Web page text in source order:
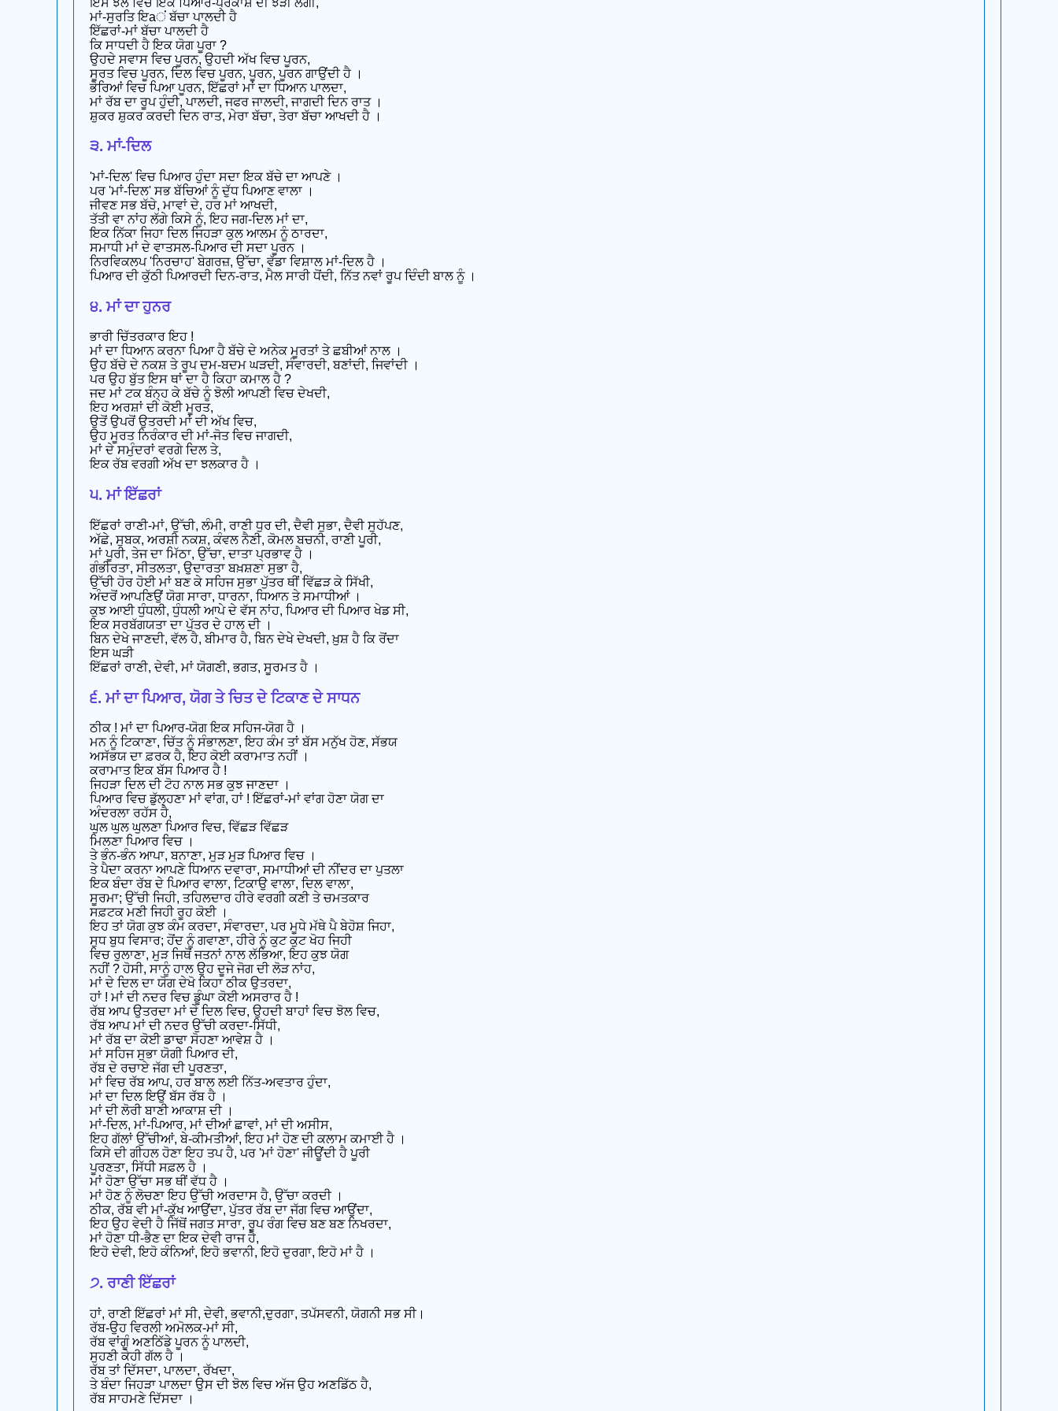
ਮਾਂ-ਸੁਰਤਿ ਇaਂ ਬੱਚਾ ਪਾਲਦੀ ਹੈ
ਇੱਛਰਾਂ-ਮਾਂ ਬੱਚਾ ਪਾਲਦੀ ਹੈ
ਕਿ ਸਾਧਦੀ ਹੈ ਇਕ ਯੋਗ ਪੂਰਾ ?
ਉਹਦੇ ਸਵਾਸ ਵਿਚ ਪੂਰਨ, ਉਹਦੀ ਅੱਖ ਵਿਚ ਪੂਰਨ,
ਸੂਰਤ ਵਿਚ ਪੂਰਨ, ਦਿਲ ਵਿਚ ਪੂਰਨ, ਪੂਰਨ, ਪੂਰਨ ਗਾਉਂਦੀ ਹੈ ।
ਭੋਰਿਆਂ ਵਿਚ ਪਿਆ ਪੂਰਨ, ਇੱਛਰਾਂ ਮਾਂ ਦਾ ਧਿਆਨ ਪਾਲਦਾ,
ਮਾਂ ਰੱਬ ਦਾ ਰੂਪ ਹੁੰਦੀ, ਪਾਲਦੀ, ਜਫਰ ਜਾਲਦੀ, ਜਾਗਦੀ ਦਿਨ ਰਾਤ ।
ਸ਼ੁਕਰ ਸ਼ੁਕਰ ਕਰਦੀ ਦਿਨ ਰਾਤ, ਮੇਰਾ ਬੱਚਾ, ਤੇਰਾ ਬੱਚਾ ਆਖਦੀ ਹੈ ।
੩. ਮਾਂ-ਦਿਲ
'ਮਾਂ-ਦਿਲ' ਵਿਚ ਪਿਆਰ ਹੁੰਦਾ ਸਦਾ ਇਕ ਬੱਚੇ ਦਾ ਆਪਣੇ ।
ਪਰ 'ਮਾਂ-ਦਿਲ' ਸਭ ਬੱਚਿਆਂ ਨੂੰ ਦੁੱਧ ਪਿਆਣ ਵਾਲਾ ।
ਜੀਵਣ ਸਭ ਬੱਚੇ, ਮਾਵਾਂ ਦੇ, ਹਰ ਮਾਂ ਆਖਦੀ,
ਤੱਤੀ ਵਾ ਨਾਂਹ ਲੱਗੇ ਕਿਸੇ ਨੂੰ, ਇਹ ਜਗ-ਦਿਲ ਮਾਂ ਦਾ,
ਇਕ ਨਿੱਕਾ ਜਿਹਾ ਦਿਲ ਜਿਹੜਾ ਕੁਲ ਆਲਮ ਨੂੰ ਠਾਰਦਾ,
ਸਮਾਧੀ ਮਾਂ ਦੇ ਵਾਤਸਲ-ਪਿਆਰ ਦੀ ਸਦਾ ਪੂਰਨ ।
ਨਿਰਵਿਕਲਪ 'ਨਿਰਚਾਹ' ਬੇਗਰਜ਼, ਉੱਚਾ, ਵੱਡਾ ਵਿਸ਼ਾਲ ਮਾਂ-ਦਿਲ ਹੈ ।
ਪਿਆਰ ਦੀ ਕੁੱਠੀ ਪਿਆਰਦੀ ਦਿਨ-ਰਾਤ, ਮੈਲ ਸਾਰੀ ਧੋਂਦੀ, ਨਿੱਤ ਨਵਾਂ ਰੂਪ ਦਿੰਦੀ ਬਾਲ ਨੂੰ ।
੪. ਮਾਂ ਦਾ ਹੁਨਰ
ਭਾਰੀ ਚਿੱਤਰਕਾਰ ਇਹ !
ਮਾਂ ਦਾ ਧਿਆਨ ਕਰਨਾ ਪਿਆ ਹੈ ਬੱਚੇ ਦੇ ਅਨੇਕ ਮੂਰਤਾਂ ਤੇ ਛਬੀਆਂ ਨਾਲ ।
ਉਹ ਬੱਚੇ ਦੇ ਨਕਸ਼ ਤੇ ਰੂਪ ਦਮ-ਬਦਮ ਘੜਦੀ, ਸੰਵਾਰਦੀ, ਬਣਾਂਦੀ, ਜਿਵਾਂਦੀ ।
ਪਰ ਉਹ ਬੁੱਤ ਇਸ ਥਾਂ ਦਾ ਹੈ ਕਿਹਾ ਕਮਾਲ ਹੈ ?
ਜਦ ਮਾਂ ਟਕ ਬੰਨ੍ਹ ਕੇ ਬੱਚੇ ਨੂੰ ਝੋਲੀ ਆਪਣੀ ਵਿਚ ਦੇਖਦੀ,
ਇਹ ਅਰਸ਼ਾਂ ਦੀ ਕੋਈ ਮੂਰਤ,
ਉਤੋਂ ਉਪਰੋਂ ਉਤਰਦੀ ਮਾਂ ਦੀ ਅੱਖ ਵਿਚ,
ਉਹ ਮੂਰਤ ਨਿਰੰਕਾਰ ਦੀ ਮਾਂ-ਜੋਤ ਵਿਚ ਜਾਗਦੀ,
ਮਾਂ ਦੇ ਸਮੁੰਦਰਾਂ ਵਰਗੇ ਦਿਲ ਤੇ,
ਇਕ ਰੱਬ ਵਰਗੀ ਅੱਖ ਦਾ ਝਲਕਾਰ ਹੈ ।
੫. ਮਾਂ ਇੱਛਰਾਂ
ਇੱਛਰਾਂ ਰਾਣੀ-ਮਾਂ, ਉੱਚੀ, ਲੰਮੀ, ਰਾਣੀ ਧੁਰ ਦੀ, ਦੈਵੀ ਸੁਭਾ, ਦੈਵੀ ਸੁਹੱਪਣ,
ਅੱਛੇ, ਸੁਬਕ, ਅਰਸ਼ੀ ਨਕਸ਼, ਕੰਵਲ ਨੈਣੀ, ਕੋਮਲ ਬਚਨੀ, ਰਾਣੀ ਪੂਰੀ,
ਮਾਂ ਪੂਰੀ, ਤੇਜ ਦਾ ਮਿੱਠਾ, ਉੱਚਾ, ਦਾਤਾ ਪ੍ਰਭਾਵ ਹੈ ।
ਗੰਭੀਰਤਾ, ਸੀਤਲਤਾ, ਉਦਾਰਤਾ ਬਖ਼ਸ਼ਣਾ ਸੁਭਾ ਹੈ,
ਉੱਚੀ ਹੋਰ ਹੋਈ ਮਾਂ ਬਣ ਕੇ ਸਹਿਜ ਸੁਭਾ ਪੁੱਤਰ ਥੀਂ ਵਿੱਛੜ ਕੇ ਸਿੱਖੀ,
ਅੰਦਰੋਂ ਆਪਣਿਉਂ ਯੋਗ ਸਾਰਾ, ਧਾਰਨਾ, ਧਿਆਨ ਤੇ ਸਮਾਧੀਆਂ ।
ਕੁਝ ਆਈ ਧੁੰਧਲੀ, ਧੁੰਧਲੀ ਆਪੇ ਦੇ ਵੱਸ ਨਾਂਹ, ਪਿਆਰ ਦੀ ਪਿਆਰ ਖੇਡ ਸੀ,
ਇਕ ਸਰਬੱਗਯਤਾ ਦਾ ਪੁੱਤਰ ਦੇ ਹਾਲ ਦੀ ।
ਬਿਨ ਦੇਖੇ ਜਾਣਦੀ, ਵੱਲ ਹੈ, ਬੀਮਾਰ ਹੈ, ਬਿਨ ਦੇਖੇ ਦੇਖਦੀ, ਖ਼ੁਸ਼ ਹੈ ਕਿ ਰੋਂਦਾ
ਇਸ ਘੜੀ
ਇੱਛਰਾਂ ਰਾਣੀ, ਦੇਵੀ, ਮਾਂ ਯੋਗਣੀ, ਭਗਤ, ਸੂਰਮਤ ਹੈ ।
੬. ਮਾਂ ਦਾ ਪਿਆਰ, ਯੋਗ ਤੇ ਚਿਤ ਦੇ ਟਿਕਾਣ ਦੇ ਸਾਧਨ
ਠੀਕ ! ਮਾਂ ਦਾ ਪਿਆਰ-ਯੋਗ ਇਕ ਸਹਿਜ-ਯੋਗ ਹੈ ।
ਮਨ ਨੂੰ ਟਿਕਾਣਾ, ਚਿੱਤ ਨੂੰ ਸੰਭਾਲਣਾ, ਇਹ ਕੰਮ ਤਾਂ ਬੱਸ ਮਨੁੱਖ ਹੋਣ, ਸੱਭਯ
ਅਸੱਭਯ ਦਾ ਫ਼ਰਕ ਹੈ, ਇਹ ਕੋਈ ਕਰਾਮਾਤ ਨਹੀਂ ।
ਕਰਾਮਾਤ ਇਕ ਬੱਸ ਪਿਆਰ ਹੈ !
ਜਿਹੜਾ ਦਿਲ ਦੀ ਟੋਹ ਨਾਲ ਸਭ ਕੁਝ ਜਾਣਦਾ ।
ਪਿਆਰ ਵਿਚ ਡੁੱਲ੍ਹਣਾ ਮਾਂ ਵਾਂਗ, ਹਾਂ ! ਇੱਛਰਾਂ-ਮਾਂ ਵਾਂਗ ਹੋਣਾ ਯੋਗ ਦਾ
ਅੰਦਰਲਾ ਰਹੱਸ ਹੈ,
ਘੁਲ ਘੁਲ ਘੁਲਣਾ ਪਿਆਰ ਵਿਚ, ਵਿੱਛੜ ਵਿੱਛੜ
ਮਿਲਣਾ ਪਿਆਰ ਵਿਚ ।
ਤੇ ਭੰਨ-ਭੰਨ ਆਪਾ, ਬਨਾਣਾ, ਮੁੜ ਮੁੜ ਪਿਆਰ ਵਿਚ ।
ਤੇ ਪੈਦਾ ਕਰਨਾ ਆਪਣੇ ਧਿਆਨ ਦਵਾਰਾ, ਸਮਾਧੀਆਂ ਦੀ ਨੀਂਦਰ ਦਾ ਪੁਤਲਾ
ਇਕ ਬੰਦਾ ਰੱਬ ਦੇ ਪਿਆਰ ਵਾਲਾ, ਟਿਕਾਉ ਵਾਲਾ, ਦਿਲ ਵਾਲਾ,
ਸੂਰਮਾ; ਉੱਚੀ ਜਿਹੀ, ਤਹਿਲਦਾਰ ਹੀਰੇ ਵਰਗੀ ਕਣੀ ਤੇ ਚਮਤਕਾਰ
ਸਫ਼ਟਕ ਮਣੀ ਜਿਹੀ ਰੂਹ ਕੋਈ ।
ਇਹ ਤਾਂ ਯੋਗ ਕੁਝ ਕੰਮ ਕਰਦਾ, ਸੰਵਾਰਦਾ, ਪਰ ਮੂਧੇ ਮੱਥੇ ਪੈ ਬੇਹੋਸ਼ ਜਿਹਾ,
ਸੁਧ ਬੁਧ ਵਿਸਾਰ; ਹੋਂਦ ਨੂੰ ਗਵਾਣਾ, ਹੀਰੇ ਨੂੰ ਕੁਟ ਕੁਟ ਖੋਹ ਜਿਹੀ
ਵਿਚ ਰੁਲਾਣਾ, ਮੁੜ ਜਿਥੋਂ ਜਤਨਾਂ ਨਾਲ ਲੱਭਿਆ, ਇਹ ਕੁਝ ਯੋਗ
ਨਹੀਂ ? ਹੋਸੀ, ਸਾਨੂੰ ਹਾਲ ਉਹ ਦੂਜੇ ਜੋਗ ਦੀ ਲੋੜ ਨਾਂਹ,
ਮਾਂ ਦੇ ਦਿਲ ਦਾ ਯੋਗ ਦੇਖੋ ਕਿਹਾ ਠੀਕ ਉਤਰਦਾ,
ਹਾਂ ! ਮਾਂ ਦੀ ਨਦਰ ਵਿਚ ਡੂੰਘਾ ਕੋਈ ਅਸਰਾਰ ਹੈ !
ਰੱਬ ਆਪ ਉਤਰਦਾ ਮਾਂ ਦੇ ਦਿਲ ਵਿਚ, ਉਹਦੀ ਬਾਹਾਂ ਵਿਚ ਝੋਲ ਵਿਚ,
ਰੱਬ ਆਪ ਮਾਂ ਦੀ ਨਦਰ ਉੱਚੀ ਕਰਦਾ-ਸਿੱਧੀ,
ਮਾਂ ਰੱਬ ਦਾ ਕੋਈ ਡਾਢਾ ਸੋਹਣਾ ਆਵੇਸ਼ ਹੈ ।
ਮਾਂ ਸਹਿਜ ਸੁਭਾ ਯੋਗੀ ਪਿਆਰ ਦੀ,
ਰੱਬ ਦੇ ਰਚਾਏ ਜੱਗ ਦੀ ਪੂਰਣਤਾ,
ਮਾਂ ਵਿਚ ਰੱਬ ਆਪ, ਹਰ ਬਾਲ ਲਈ ਨਿੱਤ-ਅਵਤਾਰ ਹੁੰਦਾ,
ਮਾਂ ਦਾ ਦਿਲ ਇਉਂ ਬੱਸ ਰੱਬ ਹੈ ।
ਮਾਂ ਦੀ ਲੋਰੀ ਬਾਣੀ ਆਕਾਸ਼ ਦੀ ।
ਮਾਂ-ਦਿਲ, ਮਾਂ-ਪਿਆਰ, ਮਾਂ ਦੀਆਂ ਛਾਵਾਂ, ਮਾਂ ਦੀ ਅਸੀਸ,
ਇਹ ਗੱਲਾਂ ਉੱਚੀਆਂ, ਬੇ-ਕੀਮਤੀਆਂ, ਇਹ ਮਾਂ ਹੋਣ ਦੀ ਕਲਾਮ ਕਮਾਈ ਹੈ ।
ਕਿਸੇ ਦੀ ਗੀਹਲ ਹੋਣਾ ਇਹ ਤਪ ਹੈ, ਪਰ 'ਮਾਂ ਹੋਣਾ' ਜੀਊਂਦੀ ਹੈ ਪੂਰੀ
ਪੂਰਣਤਾ, ਸਿੱਧੀ ਸਫ਼ਲ ਹੈ ।
ਮਾਂ ਹੋਣਾ ਉੱਚਾ ਸਭ ਥੀਂ ਵੱਧ ਹੈ ।
ਮਾਂ ਹੋਣ ਨੂੰ ਲੋਚਣਾ ਇਹ ਉੱਚੀ ਅਰਦਾਸ ਹੈ, ਉੱਚਾ ਕਰਦੀ ।
ਠੀਕ, ਰੱਬ ਵੀ ਮਾਂ-ਕੁੱਖ ਆਉਂਦਾ, ਪੁੱਤਰ ਰੱਬ ਦਾ ਜੱਗ ਵਿਚ ਆਉਂਦਾ,
ਇਹ ਉਹ ਵੇਦੀ ਹੈ ਜਿੱਥੋਂ ਜਗਤ ਸਾਰਾ, ਰੂਪ ਰੰਗ ਵਿਚ ਬਣ ਬਣ ਨਿਖਰਦਾ,
ਮਾਂ ਹੋਣਾ ਧੀ-ਭੈਣ ਦਾ ਇਕ ਦੇਵੀ ਰਾਜ ਹੈ,
ਇਹੋ ਦੇਵੀ, ਇਹੋ ਕੰਨਿਆਂ, ਇਹੋ ਭਵਾਨੀ, ਇਹੋ ਦੁਰਗਾ, ਇਹੋ ਮਾਂ ਹੈ ।
੭. ਰਾਣੀ ਇੱਛਰਾਂ
ਹਾਂ, ਰਾਣੀ ਇੱਛਰਾਂ ਮਾਂ ਸੀ, ਦੇਵੀ, ਭਵਾਨੀ,ਦੁਰਗਾ, ਤਪੱਸਵਨੀ, ਯੋਗਨੀ ਸਭ ਸੀ।
ਰੱਬ-ਉਹ ਵਿਰਲੀ ਅਮੋਲਕ-ਮਾਂ ਸੀ,
ਰੱਬ ਵਾਂਗੂੰ ਅਣਠਿੱਡੇ ਪੂਰਨ ਨੂੰ ਪਾਲਦੀ,
ਸੁਹਣੀ ਕੇਹੀ ਗੱਲ ਹੈ ।
ਰੱਬ ਤਾਂ ਦਿੱਸਦਾ, ਪਾਲਦਾ, ਰੱਖਦਾ,
ਤੇ ਬੰਦਾ ਜਿਹੜਾ ਪਾਲਦਾ ਉਸ ਦੀ ਝੋਲ ਵਿਚ ਅੱਜ ਉਹ ਅਣਡਿੱਠ ਹੈ,
ਰੱਬ ਸਾਹਮਣੇ ਦਿੱਸਦਾ ।